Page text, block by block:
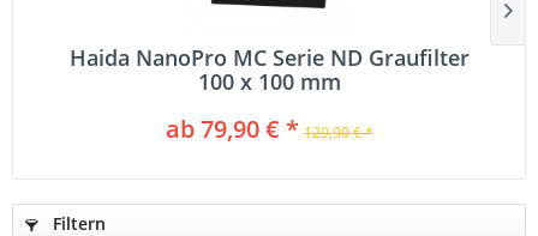
Haida NanoPro MC Serie ND Graufilter
100 x 100 mm
ab 79,90 € * 129,90 € *
Filtern